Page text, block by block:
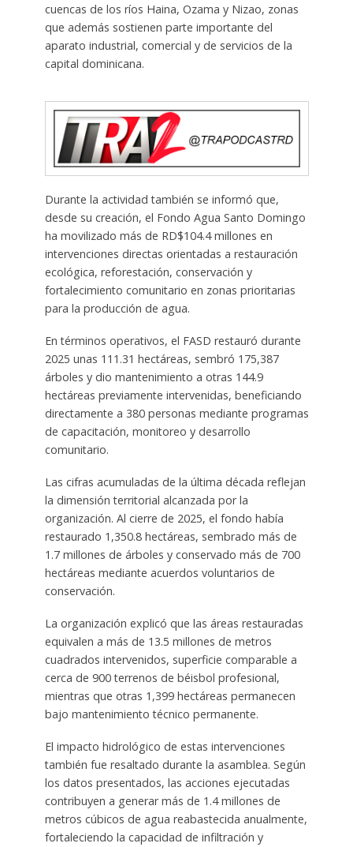
cuencas de los ríos Haina, Ozama y Nizao, zonas
que además sostienen parte importante del
aparato industrial, comercial y de servicios de la
capital dominicana.
Durante la actividad también se informó que,
desde su creación, el Fondo Agua Santo Domingo
ha movilizado más de RD$104.4 millones en
intervenciones directas orientadas a restauración
ecológica, reforestación, conservación y
fortalecimiento comunitario en zonas prioritarias
para la producción de agua.
En términos operativos, el FASD restauró durante
2025 unas 111.31 hectáreas, sembró 175,387
árboles y dio mantenimiento a otras 144.9
hectáreas previamente intervenidas, beneficiando
directamente a 380 personas mediante programas
de capacitación, monitoreo y desarrollo
comunitario.
Las cifras acumuladas de la última década reflejan
la dimensión territorial alcanzada por la
organización. Al cierre de 2025, el fondo había
restaurado 1,350.8 hectáreas, sembrado más de
1.7 millones de árboles y conservado más de 700
hectáreas mediante acuerdos voluntarios de
conservación.
La organización explicó que las áreas restauradas
equivalen a más de 13.5 millones de metros
cuadrados intervenidos, superficie comparable a
cerca de 900 terrenos de béisbol profesional,
mientras que otras 1,399 hectáreas permanecen
bajo mantenimiento técnico permanente.
El impacto hidrológico de estas intervenciones
también fue resaltado durante la asamblea. Según
los datos presentados, las acciones ejecutadas
contribuyen a generar más de 1.4 millones de
metros cúbicos de agua reabastecida anualmente,
fortaleciendo la capacidad de infiltración y